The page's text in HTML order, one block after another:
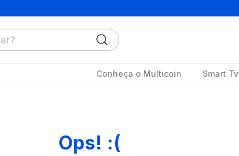
Conheça o Multicoin Smart Tv
Ops! :(